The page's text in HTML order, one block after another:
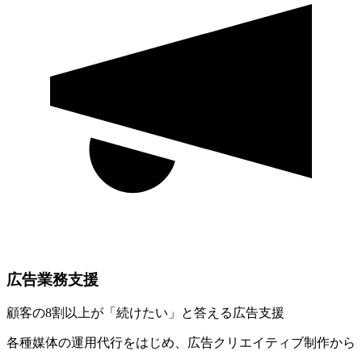
広告業務支援
顧客の8割以上が「続けたい」と答える広告支援
各種媒体の運用代行をはじめ、広告クリエイティブ制作から